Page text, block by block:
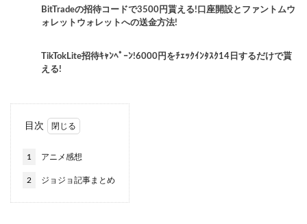
BitTradeの招待コードで3500円貰える!口座開設とファントムウ
ォレットウォレットへの送金方法!
TikTokLite招待ｷｬﾝﾍﾟｰﾝ!6000円をﾁｪｯｸｲﾝﾀｽｸ14日するだけで貰
える!
目次
1 アニメ感想
2 ジョジョ記事まとめ